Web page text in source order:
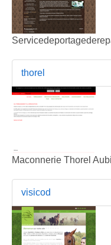
thorel
Maconnerie Thorel
visicod